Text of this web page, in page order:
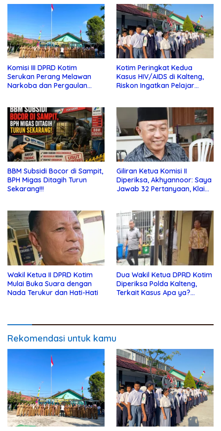
Komisi III DPRD Kotim
Serukan Perang Melawan
Narkoba dan Pergaulan
Kotim Peringkat Kedua
Kasus HIV/AIDS di Kalteng,
Riskon Ingatkan Pelajar
BBM Subsidi Bocor di Sampit,
BPH Migas Ditagih Turun
Sekarang!!!
Giliran Ketua Komisi II
Diperiksa, Akhyannoor: Saya
Jawab 32 Pertanyaan, Klaim
Wakil Ketua II DPRD Kotim
Mulai Buka Suara dengan
Nada Terukur dan Hati-Hati
Dua Wakil Ketua DPRD Kotim
Diperiksa Polda Kalteng,
Terkait Kasus Apa ya?…
Rekomendasi untuk kamu